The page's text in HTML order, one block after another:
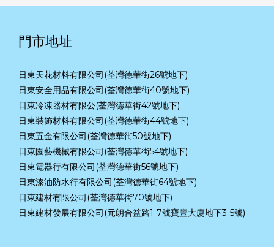
門市地址
日東天花材料有限公司(荃灣德華街26號地下)
日東安全用品有限公司(荃灣德華街40號地下)
日東冷凍器材有限公(荃灣德華街42號地下)
日東裝飾材料有限公司(荃灣德華街44號地下)
日東五金有限公司(荃灣德華街50號地下)
日東園藝機械有限公司(荃灣德華街54號地下)
日東電器行有限公司(荃灣德華街56號地下)
日東漆油防水行有限公司(荃灣德華街64號地下)
日東建材有限公司(荃灣德華街70號地下)
日東建材發展有限公司(元朗合益路1-7號寶豐大廈地下3-5號)